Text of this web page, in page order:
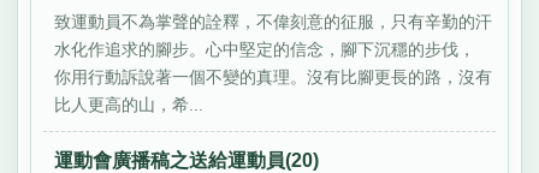
致運動員不為掌聲的詮釋，不偉刻意的征服，只有辛勤的汗
水化作追求的腳步。心中堅定的信念，腳下沉穩的步伐，
你用行動訴說著一個不變的真理。沒有比腳更長的路，沒有
比人更高的山，希...
運動會廣播稿之送給運動員(20)